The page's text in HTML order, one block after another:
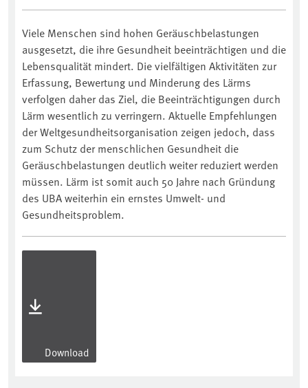
Viele Menschen sind hohen Geräuschbelastungen
ausgesetzt, die ihre Gesundheit beeinträchtigen und die
Lebensqualität mindert. Die vielfältigen Aktivitäten zur
Erfassung, Bewertung und Minderung des Lärms
verfolgen daher das Ziel, die Beeinträchtigungen durch
Lärm wesentlich zu verringern. Aktuelle Empfehlungen
der Weltgesundheitsorganisation zeigen jedoch, dass
zum Schutz der menschlichen Gesundheit die
Geräuschbelastungen deutlich weiter reduziert werden
müssen. Lärm ist somit auch 50 Jahre nach Gründung
des UBA weiterhin ein ernstes Umwelt- und
Gesundheitsproblem.
Download